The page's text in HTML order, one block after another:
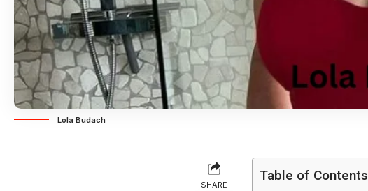
Lola Budach
SHARE
Table of Contents